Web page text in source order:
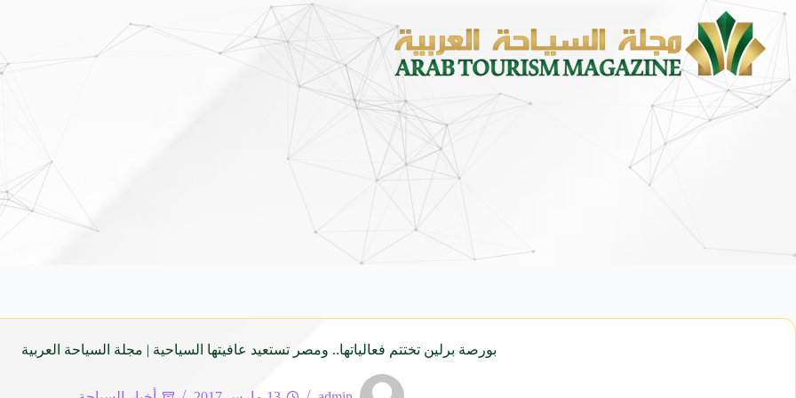
الشؤون الإسلامية” تكمل استعداداتها لاستقبال الدفعة الثانية من برنامج ضيوف خادم الحرمين الشريفين للعمرة والزيارة لعام 1448
بورصة برلين تختتم فعالياتها.. ومصر تستعيد عافيتها السياحية | مجلة السياحة العربية